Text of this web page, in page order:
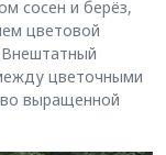
сосен и берёз,
цветовой
цветочными
выращенной